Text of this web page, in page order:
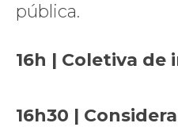
pública.
16h | Coletiva de
16h30 |